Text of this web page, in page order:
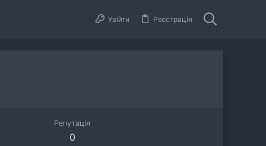
Увійти Реєстрація
Репутація
0